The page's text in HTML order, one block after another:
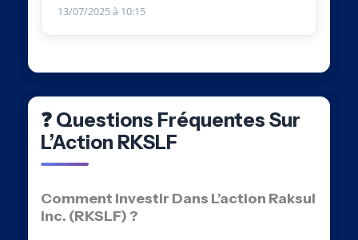
13/07/2025 à 10:15
❓ Questions Fréquentes Sur
L’Action RKSLF
Comment Investir Dans L’action Raksul
Inc. (RKSLF) ?